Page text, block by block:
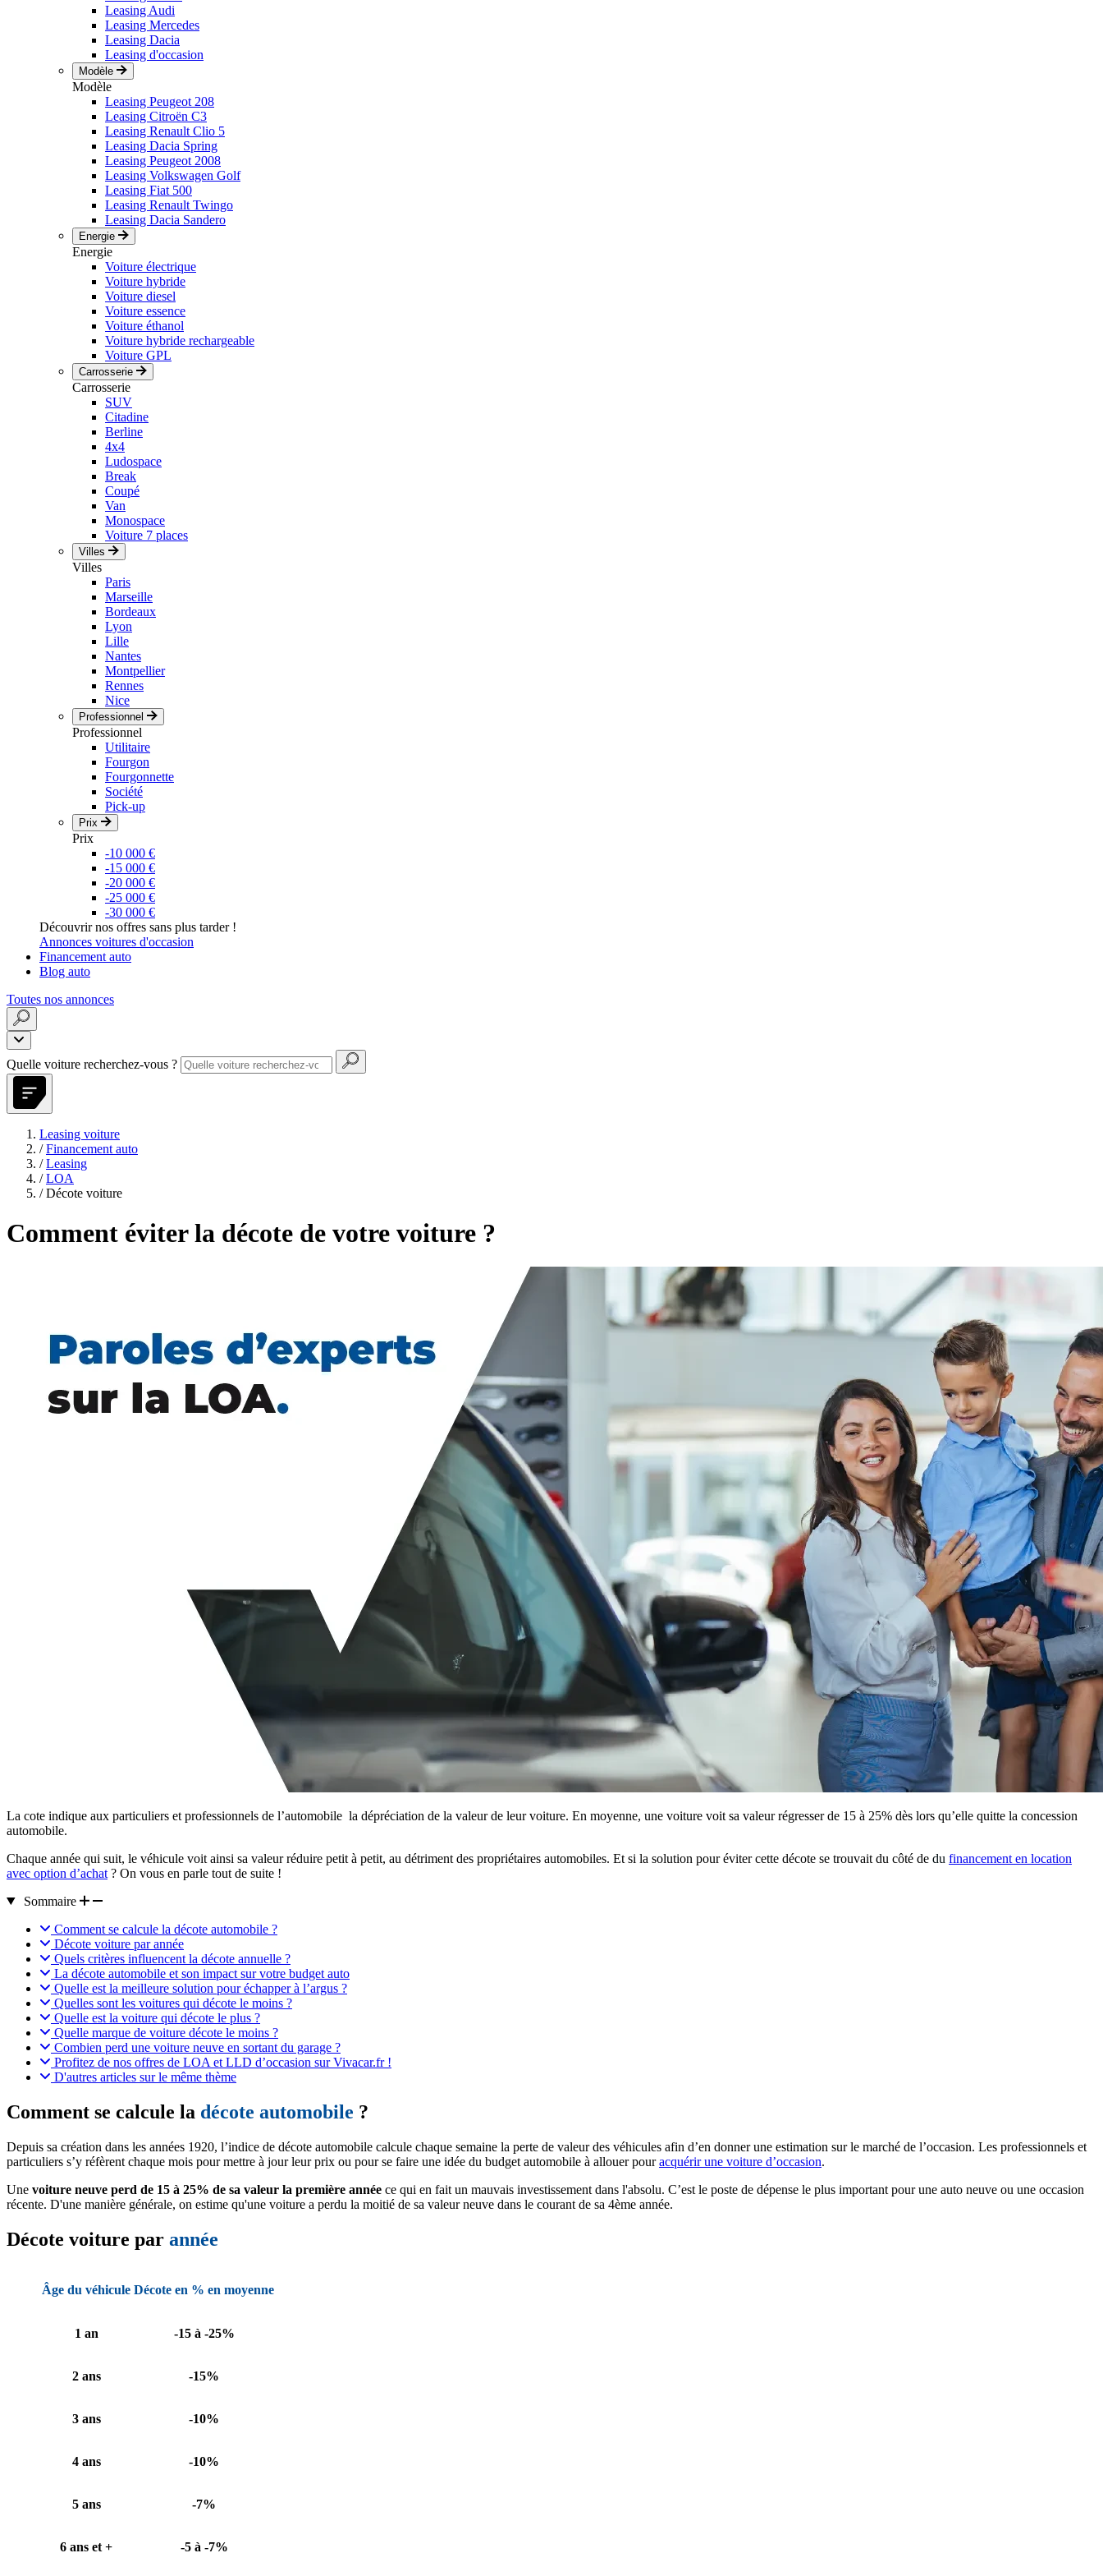
Leasing Audi
Leasing Mercedes
Leasing Dacia
Leasing d'occasion
Modèle
Modèle
Leasing Peugeot 208
Leasing Citroën C3
Leasing Renault Clio 5
Leasing Dacia Spring
Leasing Peugeot 2008
Leasing Volkswagen Golf
Leasing Fiat 500
Leasing Renault Twingo
Leasing Dacia Sandero
Energie
Energie
Voiture électrique
Voiture hybride
Voiture diesel
Voiture essence
Voiture éthanol
Voiture hybride rechargeable
Voiture GPL
Carrosserie
Carrosserie
SUV
Citadine
Berline
4x4
Ludospace
Break
Coupé
Van
Monospace
Voiture 7 places
Villes
Villes
Paris
Marseille
Bordeaux
Lyon
Lille
Nantes
Montpellier
Rennes
Nice
Professionnel
Professionnel
Utilitaire
Fourgon
Fourgonnette
Société
Pick-up
Prix
Prix
-10 000 €
-15 000 €
-20 000 €
-25 000 €
-30 000 €
Découvrir nos offres sans plus tarder !
Annonces voitures d'occasion
Financement auto
Blog auto
Toutes nos annonces
Quelle voiture recherchez-vous ?
Leasing voiture
/ Financement auto
/ Leasing
/ LOA
/ Décote voiture
Comment éviter la décote de votre voiture ?
La cote indique aux particuliers et professionnels de l’automobile la dépréciation de la valeur de leur voiture. En moyenne, une voiture voit sa valeur régresser de 15 à 25% dès lors qu’elle quitte la concession
automobile.
Chaque année qui suit, le véhicule voit ainsi sa valeur réduire petit à petit, au détriment des propriétaires automobiles. Et si la solution pour éviter cette décote se trouvait du côté de du financement en location
avec option d’achat ? On vous en parle tout de suite !
Sommaire
Comment se calcule la décote automobile ?
Décote voiture par année
Quels critères influencent la décote annuelle ?
La décote automobile et son impact sur votre budget auto
Quelle est la meilleure solution pour échapper à l’argus ?
Quelles sont les voitures qui décote le moins ?
Quelle est la voiture qui décote le plus ?
Quelle marque de voiture décote le moins ?
Combien perd une voiture neuve en sortant du garage ?
Profitez de nos offres de LOA et LLD d’occasion sur Vivacar.fr !
D'autres articles sur le même thème
Comment se calcule la décote automobile ?
Depuis sa création dans les années 1920, l’indice de décote automobile calcule chaque semaine la perte de valeur des véhicules afin d’en donner une estimation sur le marché de l’occasion. Les professionnels et
particuliers s’y réfèrent chaque mois pour mettre à jour leur prix ou pour se faire une idée du budget automobile à allouer pouracquérir une voiture d’occasion.
Une voiture neuve perd de 15 à 25% de sa valeur la première année ce qui en fait un mauvais investissement dans l'absolu. C’est le poste de dépense le plus important pour une auto neuve ou une occasion
récente. D'une manière générale, on estime qu'une voiture a perdu la moitié de sa valeur neuve dans le courant de sa 4ème année.
Décote voiture par année
Âge du véhicule Décote en % en moyenne
1 an -15 à -25%
2 ans -15%
3 ans -10%
4 ans -10%
5 ans -7%
6 ans et + -5 à -7%